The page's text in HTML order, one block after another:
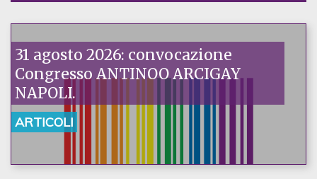
31 agosto 2026: convocazione
Congresso ANTINOO ARCIGAY
NAPOLI.
ARTICOLI